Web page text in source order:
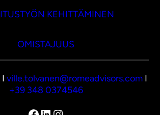
KEHITTÄMINEN
OMISTAJUUS
ville.tolvanen@romeadvisors.com I
+39 348 0374546